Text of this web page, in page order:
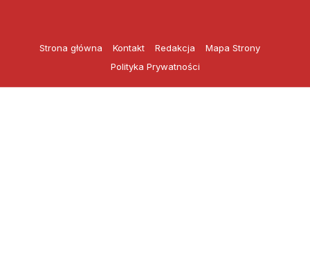
Strona główna Kontakt Redakcja
Mapa Strony
Polityka Prywatności